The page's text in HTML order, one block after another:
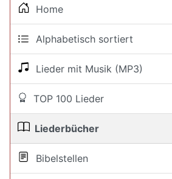
Home
Alphabetisch sortiert
Lieder mit Musik (MP3)
TOP 100 Lieder
Liederbücher
Bibelstellen